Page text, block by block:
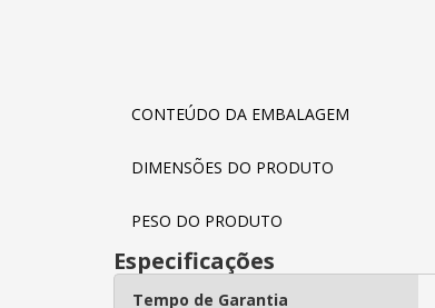
CONTEÚDO DA EMBALAGEM
DIMENSÕES DO PRODUTO
PESO DO PRODUTO
Especificações
Tempo de Garantia